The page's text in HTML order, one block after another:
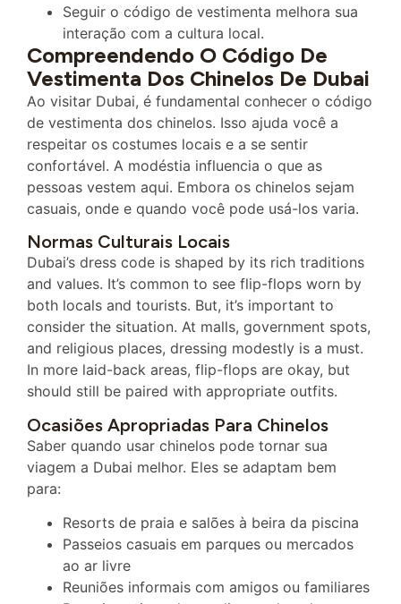
Seguir o código de vestimenta melhora sua
interação com a cultura local.
Compreendendo O Código De
Vestimenta Dos Chinelos De Dubai
Ao visitar Dubai, é fundamental conhecer o código
de vestimenta dos chinelos. Isso ajuda você a
respeitar os costumes locais e a se sentir
confortável. A modéstia influencia o que as
pessoas vestem aqui. Embora os chinelos sejam
casuais, onde e quando você pode usá-los varia.
Normas Culturais Locais
Dubai’s dress code is shaped by its rich traditions
and values. It’s common to see flip-flops worn by
both locals and tourists. But, it’s important to
consider the situation. At malls, government spots,
and religious places, dressing modestly is a must.
In more laid-back areas, flip-flops are okay, but
should still be paired with appropriate outfits.
Ocasiões Apropriadas Para Chinelos
Saber quando usar chinelos pode tornar sua
viagem a Dubai melhor. Eles se adaptam bem
para:
Resorts de praia e salões à beira da piscina
Passeios casuais em parques ou mercados
ao ar livre
Reuniões informais com amigos ou familiares